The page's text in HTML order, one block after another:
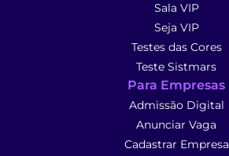
Sala VIP
Seja VIP
Testes das Cores
Teste Sistmars
Para Empresas
Admissão Digital
Anunciar Vaga
Cadastrar Empresa